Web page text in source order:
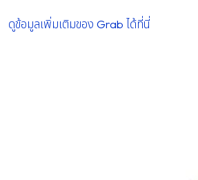
ดูข้อมูลเพิ่มเติมของ Grab ได้ที่นี่